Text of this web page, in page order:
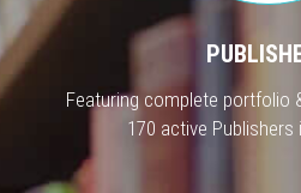
Featuring complete portfolio
170 active Publishers